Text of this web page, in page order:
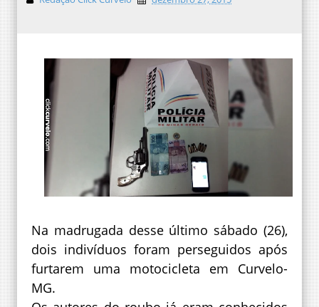
Na madrugada desse último sábado (26),
dois indivíduos foram perseguidos após
furtarem uma motocicleta em Curvelo-
MG.